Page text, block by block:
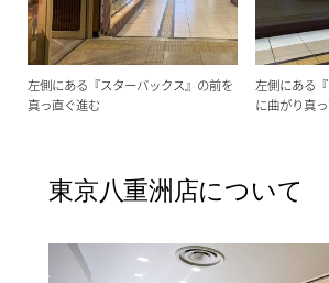
左側にある『スターバックス』の前を
真っ直ぐ進む
左側にある
に曲がり真
東京八重洲店について